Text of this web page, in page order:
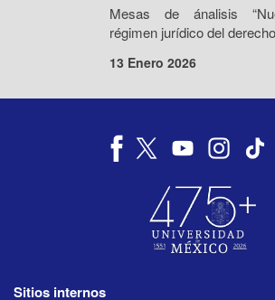
Mesas de ánalisis
régimen jurídico del
13 Enero 2026
Sitios internos